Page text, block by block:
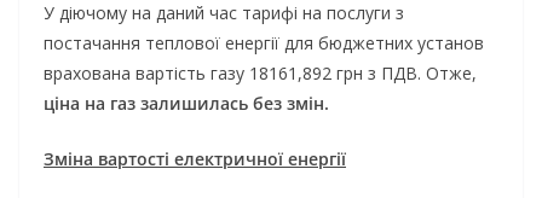
У діючому на даний час тарифі на послуги з
постачання теплової енергії для бюджетних установ
врахована вартість газу 18161,892 грн з ПДВ. Отже,
ціна на газ залишилась без змін.
Зміна вартості електричної енергії